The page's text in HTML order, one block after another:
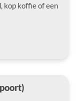
kop koffie of een